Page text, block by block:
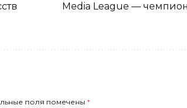
Media League —
поля помечены *